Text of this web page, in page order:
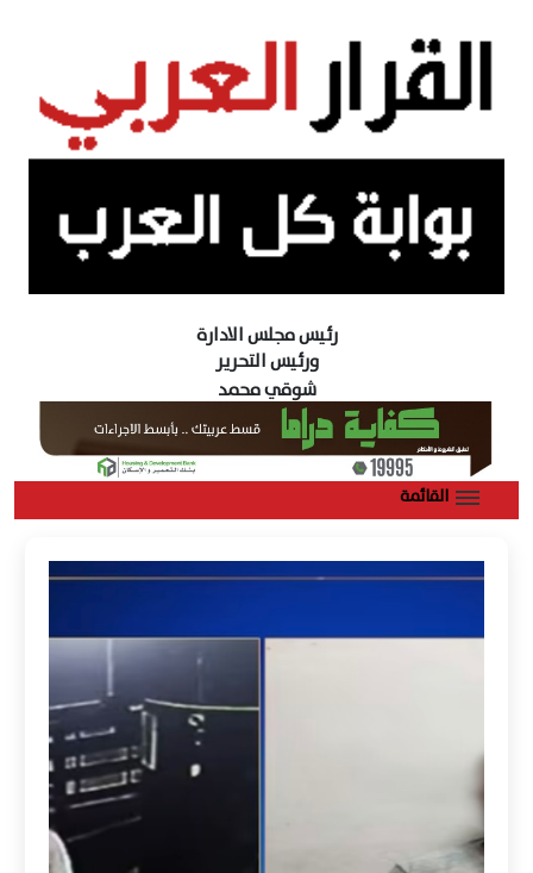
رئيس مجلس الادارة
ورئيس التحرير
شوقي محمد
القائمة